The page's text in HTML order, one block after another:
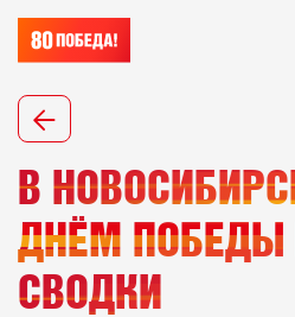
В
ДНЁМ ПОБЕДЫ
СВОДКИ